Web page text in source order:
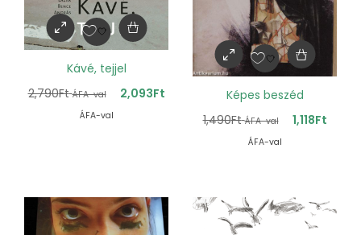
Kávé, tejjel
2,790Ft ÁFA-val 2,093Ft
ÁFA-val
Képes beszéd
1,490Ft ÁFA-val 1,118Ft
ÁFA-val